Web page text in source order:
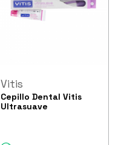
Vitis
Cepillo Dental Vitis
Ultrasuave